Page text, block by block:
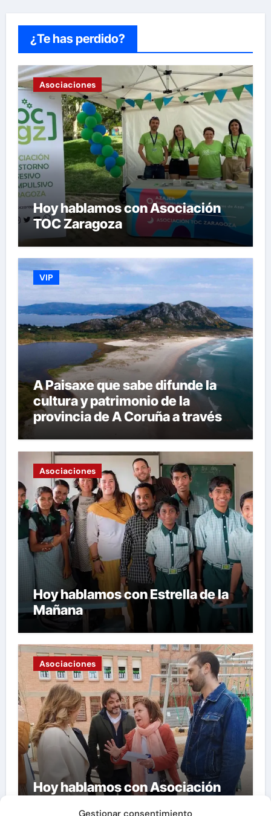
Gestionar consentimiento
¿Te has perdido?
Asociaciones
Hoy hablamos con Asociación
TOC Zaragoza
VIP
A Paisaxe que sabe difunde la
cultura y patrimonio de la
provincia de A Coruña a través
Asociaciones
Hoy hablamos con Estrella de la
Mañana
Asociaciones
Hoy hablamos con Asociación